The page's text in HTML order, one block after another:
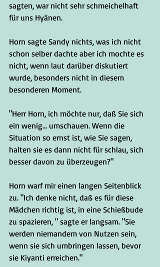
sagten, war nicht sehr schmeichelhaft
für uns Hyänen.
Horn sagte Sandy nichts, was ich nicht
schon selber dachte aber ich mochte es
nicht, wenn laut darüber diskutiert
wurde, besonders nicht in diesem
besonderen Moment.
"Herr Horn, ich möchte nur, daß Sie sich
ein wenig... umschauen. Wenn die
Situation so ernst ist, wie Sie sagen,
halten sie es dann nicht für schlau, sich
besser davon zu überzeugen?"
Horn warf mir einen langen Seitenblick
zu. "Ich denke nicht, daß es für diese
Mädchen richtig ist, in eine Schießbude
zu spazieren, " sagte er langsam. "Sie
werden niemandem von Nutzen sein,
wenn sie sich umbringen lassen, bevor
sie Kiyanti erreichen."